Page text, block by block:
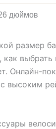
дюймов
размер
Онлайн-
высоким